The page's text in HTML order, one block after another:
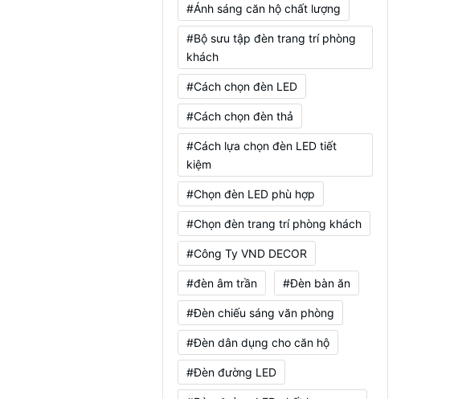
#Ánh sáng căn hộ chất lượng
#Bộ sưu tập đèn trang trí phòng
khách
#Cách chọn đèn LED
#Cách chọn đèn thả
#Cách lựa chọn đèn LED tiết
kiệm
#Chọn đèn LED phù hợp
#Chọn đèn trang trí phòng khách
#Công Ty VND DECOR
#đèn âm trần #Đèn bàn ăn
#Đèn chiếu sáng văn phòng
#Đèn dân dụng cho căn hộ
#Đèn đường LED